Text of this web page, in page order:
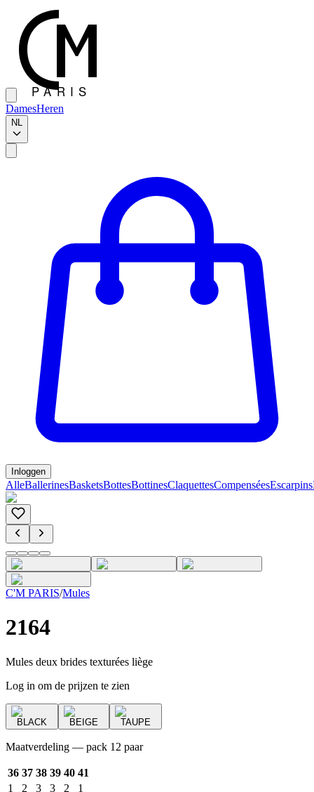
DamesHeren
NL
Inloggen
AlleBallerinesBasketsBottesBottinesClaquettesCompenséesEscarpins
C'M PARIS/Mules
2164
Mules deux brides texturées liège
Log in om de prijzen te zien
BLACK BEIGE TAUPE
Maatverdeling — pack 12 paar
36 37 38 39 40 41
1
2 3 3 2 1